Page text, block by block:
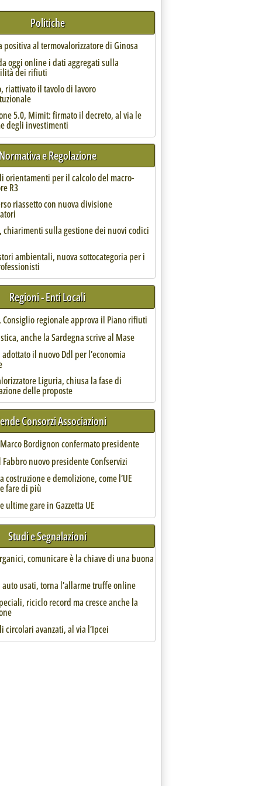
Barletta'
dei rifiuti
dei rifiuti'
modifica il Dlgs 116/2020'
obbligatori gli impegni di Polieco'
Politiche
positiva al termovalorizzatore di Ginosa
oggi online i dati aggregati sulla
dei rifiuti
riattivato il tavolo di lavoro
5.0, Mimit: firmato il decreto, al via le
degli investimenti
Normativa e Regolazione
orientamenti per il calcolo del macro-
R3
riassetto con nuova divisione
chiarimenti sulla gestione dei nuovi codici
ambientali, nuova sottocategoria per i
Regioni - Enti Locali
Consiglio regionale approva il Piano rifiuti
anche la Sardegna scrive al Mase
il nuovo Ddl per l’economia
Liguria, chiusa la fase di
delle proposte
Consorzi Associazioni
Bordignon confermato presidente
Fabbro nuovo presidente Confservizi
costruzione e demolizione, come l’UE
fare di più
ultime gare in Gazzetta UE
Studi e Segnalazioni
comunicare è la chiave di una buona
auto usati, torna l’allarme truffe online
riciclo record ma cresce anche la
circolari avanzati, al via l’Ipcei